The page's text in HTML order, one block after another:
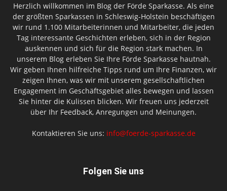
Herzlich willkommen im Blog der Förde Sparkasse. Als eine
der größten Sparkassen in Schleswig-Holstein beschäftigen
wir rund 1.100 Mitarbeiterinnen und Mitarbeiter, die jeden
Tag interessante Geschichten erleben, sich in der Region
auskennen und sich für die Region stark machen. In
unserem Blog erleben Sie Ihre Förde Sparkasse hautnah.
Wir geben Ihnen hilfreiche Tipps rund um Ihre Finanzen, wir
zeigen Ihnen, was wir mit unserem gesellschaftlichen
Engagement im Geschäftsgebiet alles bewegen und lassen
Sie hinter die Kulissen blicken. Wir freuen uns jederzeit
über Ihr Feedback, Anregungen und Meinungen.
Kontaktieren Sie uns: info@foerde-sparkasse.de
Folgen Sie uns